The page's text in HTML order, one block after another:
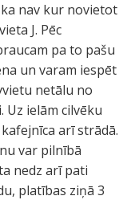
nav kur novietot
J. Pēc
pa to pašu
un varam iespēt
netālu no
Uz ielām cilvēku
arī strādā.
var pilnībā
nedz arī pati
platības ziņā 3